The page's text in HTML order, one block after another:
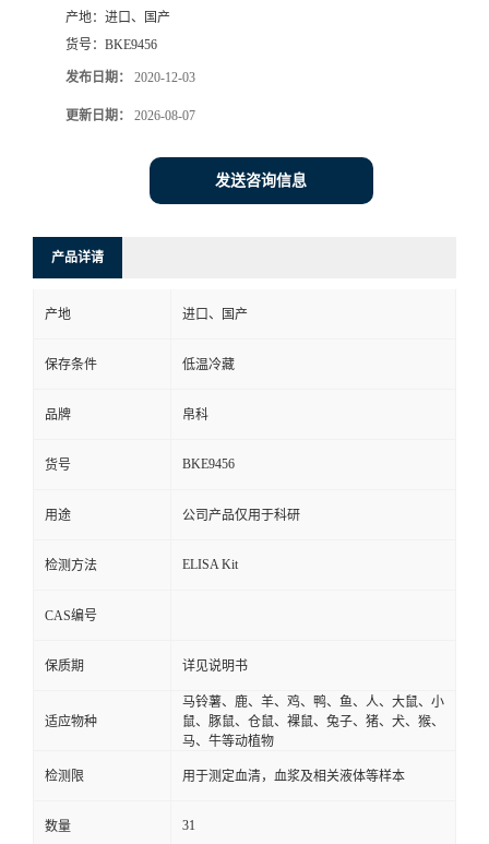
产地： 进口、国产
货号： BKE9456
发布日期： 2020-12-03
更新日期： 2026-08-07
发送咨询信息
产品详请
产地 进口、国产
保存条件 低温冷藏
品牌 帛科
货号 BKE9456
用途 公司产品仅用于科研
检测方法 ELISA Kit
CAS编号
保质期 详见说明书
适应物种
马铃薯、鹿、羊、鸡、鸭、鱼、人、大鼠、小
鼠、豚鼠、仓鼠、裸鼠、兔子、猪、犬、猴、
马、牛等动植物
检测限 用于测定血清，血浆及相关液体等样本
数量 31